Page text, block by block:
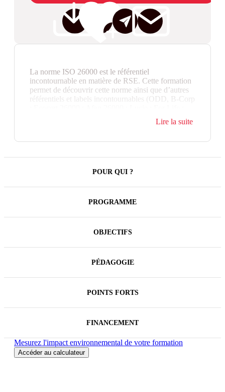
La norme ISO 26000 est le référentiel
incontournable en matière de RSE. Cette formation
permet de découvrir cette norme ainsi que d’autres
référentiels et labels incontournables (ODD, B-Corp
PME+, labels sectoriels…), d’identifier les bons
enjeux RSE, de savoir évaluer sa performance et de
Lire la suite
POUR QUI ?
PROGRAMME
OBJECTIFS
PÉDAGOGIE
POINTS FORTS
FINANCEMENT
Mesurez l'impact environnemental de votre formation
Accéder au calculateur